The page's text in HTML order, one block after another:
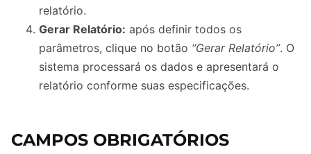
relatório.
Gerar Relatório: após definir todos os
parâmetros, clique no botão “Gerar Relatório”. O
sistema processará os dados e apresentará o
relatório conforme suas especificações.
CAMPOS OBRIGATÓRIOS